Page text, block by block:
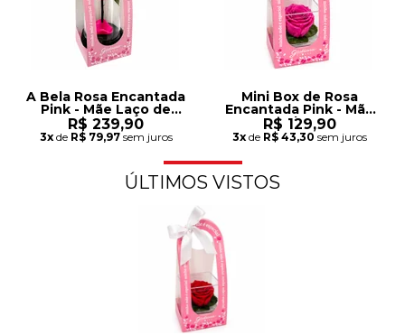
A Bela Rosa Encantada
Pink - Mãe Laço de
Amor
R$ 239,90
3xde R$ 79,97sem juros
Mini Box de Rosa
Encantada Pink - Mãe
Laço de Amor
R$ 129,90
3xde R$ 43,30sem juros
ÚLTIMOS VISTOS